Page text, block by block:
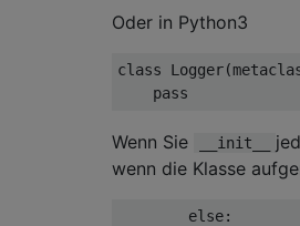
Oder in Python3
class Logger(
pass
Wenn Sie __init__
wenn die Klasse
else: